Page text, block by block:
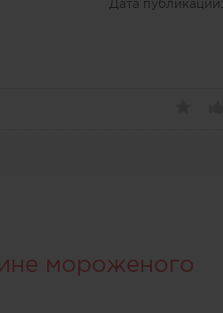
Дата публикации:
мороженого